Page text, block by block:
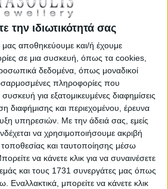
την ιδιωτικότητά σας
μας αποθηκεύουμε και/ή έχουμε
σε μια συσκευή, όπως τα cookies,
δεδομένα, όπως μοναδικοί
πληροφορίες που
για εξατομικευμένες διαφημίσεις
διαφήμισης και περιεχομένου, έρευνα
υπηρεσιών. Με την άδειά σας, εμείς
να χρησιμοποιήσουμε ακριβή
και ταυτοποίησης μέσω
να κάνετε κλικ για να συναινέσετε
και τους 1731 συνεργάτες μας όπως
Εναλλακτικά, μπορείτε να κάνετε κλικ
με ροζ χρύσωμα 18Κ 06130-
ΛΕΠΤΟΜΕΡΕΙΕΣ